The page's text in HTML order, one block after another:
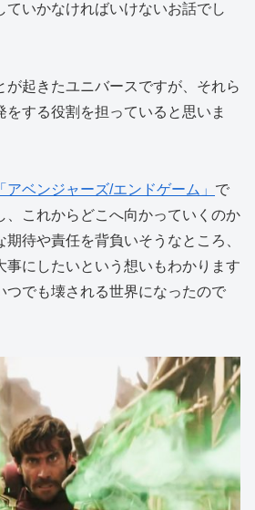
ていかなければいけないお話でし
が起きたユニバースですが、それら
をする役割を担っていると思いま
「アベンジャーズ/エンドゲーム」 で
、これからどこへ向かっていくのか
待や責任を背負いそうなところ、
事にしたいという想いもわかります
つでも壊される世界になったので